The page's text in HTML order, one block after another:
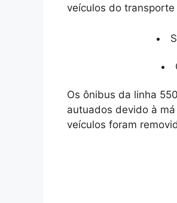
veículos do
Os ônibus da linha
autuados devido à
veículos foram